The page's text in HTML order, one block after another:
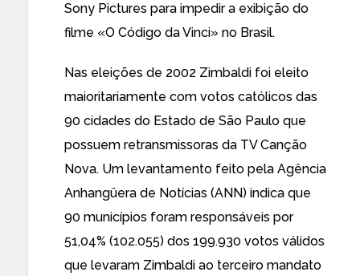
Sony Pictures para impedir a exibição do
filme «O Código da Vinci» no Brasil.
Nas eleições de 2002 Zimbaldi foi eleito
maioritariamente com votos católicos das
90 cidades do Estado de São Paulo que
possuem retransmissoras da TV Canção
Nova. Um levantamento feito pela Agência
Anhangüera de Notícias (ANN) indica que
90 municípios foram responsáveis por
51,04% (102.055) dos 199.930 votos válidos
que levaram Zimbaldi ao terceiro mandato